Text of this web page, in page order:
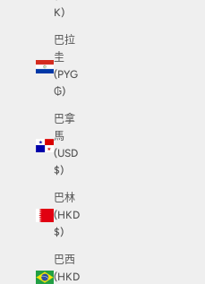
K)
巴拉
圭
(PYG
₲)
巴拿
馬
(USD
$)
巴林
(HKD
$)
巴西
(HKD